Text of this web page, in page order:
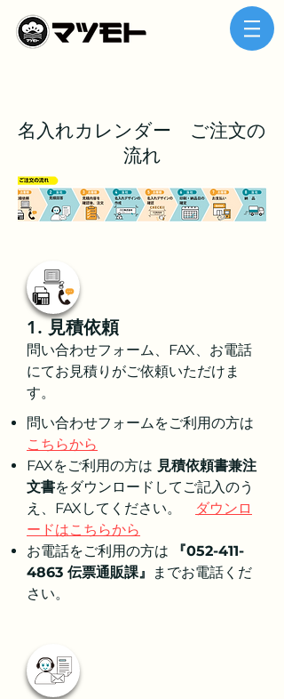
​名入れカレンダー ご注文の
流れ
1. 見積依頼
問い合わせフォーム、FAX、お電話
にてお見積りがご依頼いただけま
す。
問い合わせフォームをご利用の方は
こちらから
FAXをご利用の方は 見積依頼書兼注
文書をダウンロードしてご記入のう
え、FAXしてください。
ダウンロ
ードはこちらから
お電話をご利用の方は
『052-411-
4863 伝票通販課』
までお電話くだ
さい。